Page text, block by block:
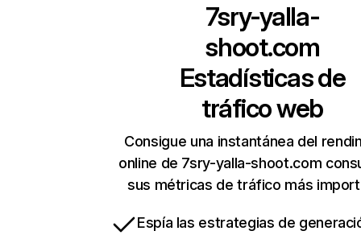
7sry-yalla-
shoot.com
Estadísticas de
tráfico web
Consigue una instantánea del
online de 7sry-yalla-shoot.com
sus métricas de tráfico más
Espía las estrategias de